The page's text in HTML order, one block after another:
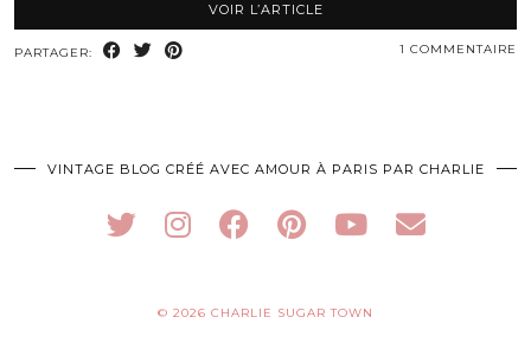
VOIR L’ARTICLE
PARTAGER: 1 COMMENTAIRE
VINTAGE BLOG CRÉÉ AVEC AMOUR À PARIS PAR CHARLIE
© 2026 CHARLIE SUGAR TOWN